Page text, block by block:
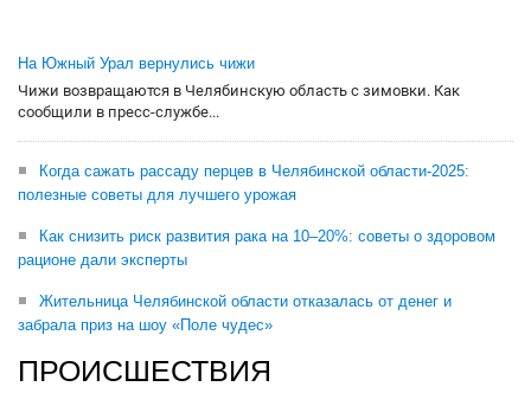
На Южный Урал вернулись чижи
Чижи возвращаются в Челябинскую область с зимовки. Как
сообщили в пресс-службе...
Когда сажать рассаду перцев в Челябинской области-2025:
полезные советы для лучшего урожая
Как снизить риск развития рака на 10–20%: советы о здоровом
рационе дали эксперты
Жительница Челябинской области отказалась от денег и
забрала приз на шоу «Поле чудес»
ПРОИСШЕСТВИЯ